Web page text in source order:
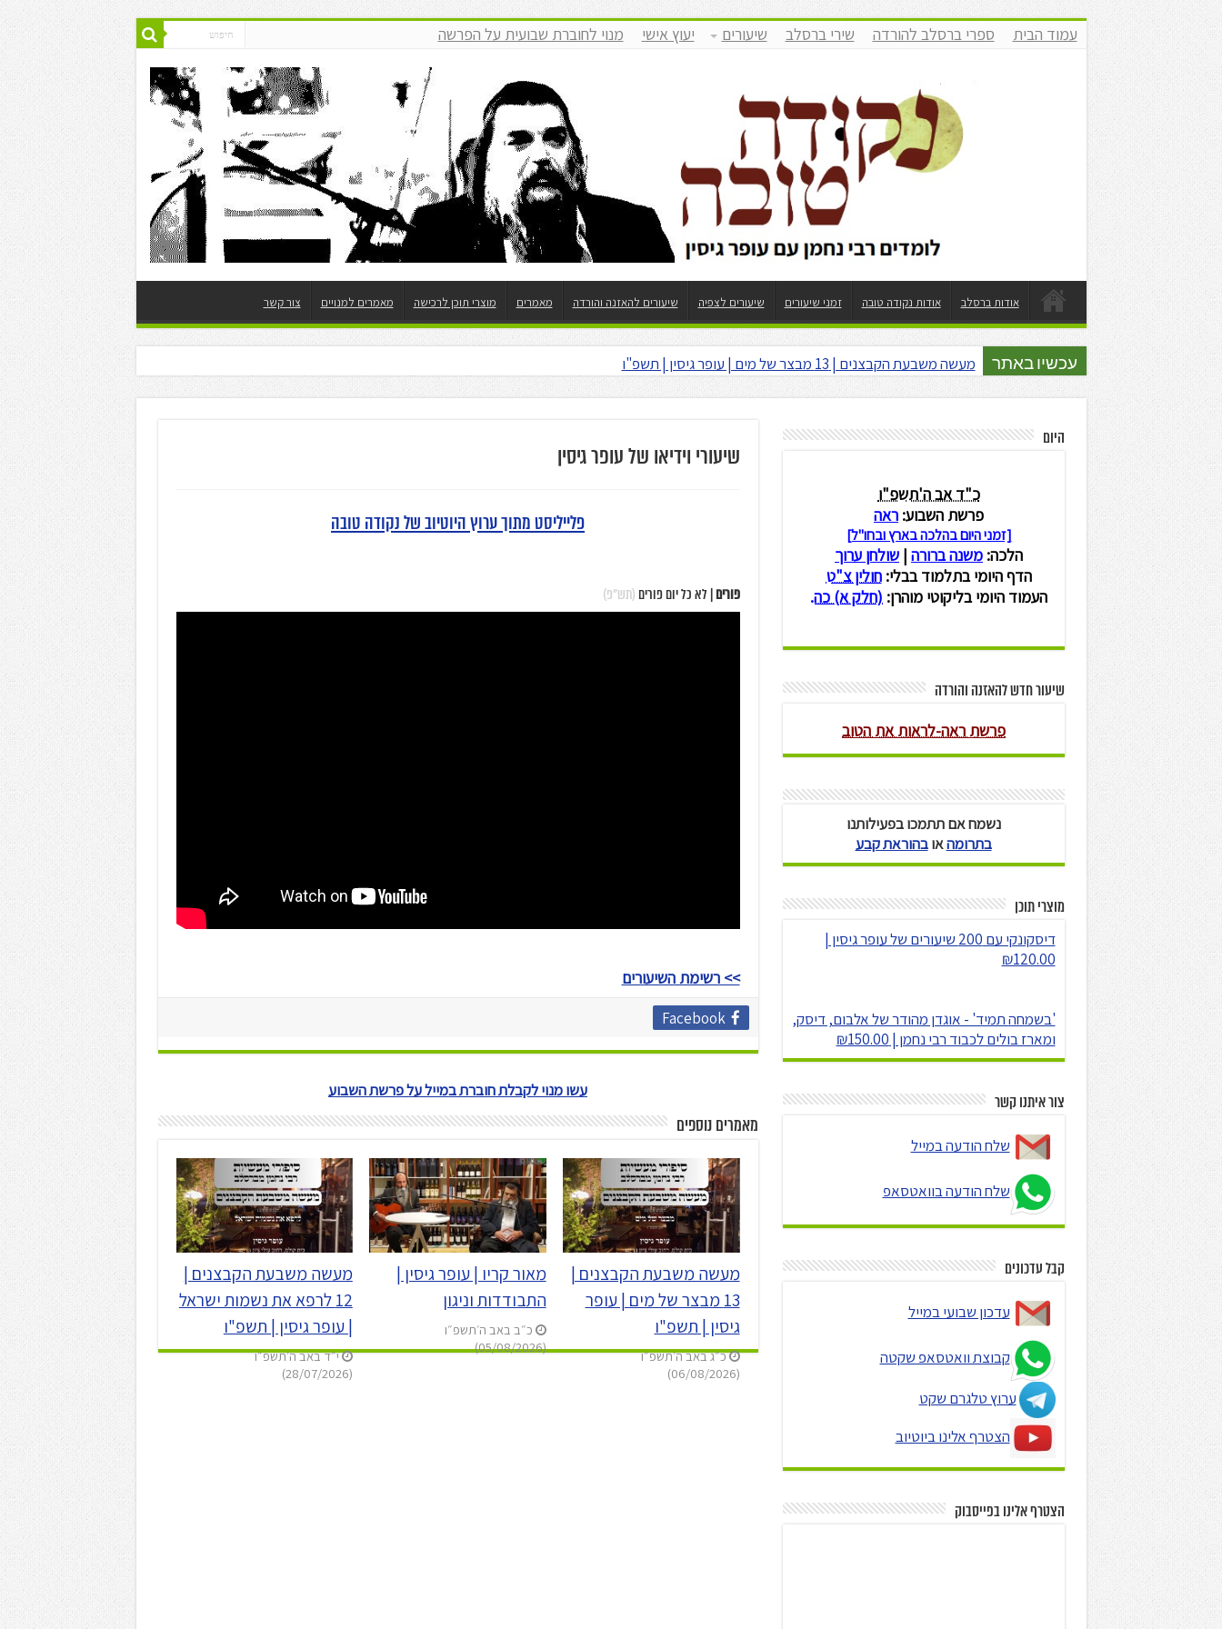
עמוד הבית ספרי ברסלב להורדה שירי ברסלב שיעורים יעוץ אישי מנוי לחוברת שבועית על הפרשה
אודות ברסלב אודות נקודה טובה זמני שיעורים שיעורים לצפיה שיעורים להאזנה והורדה מאמרים מוצרי תוכן לרכישה מאמרים למנויים צור קשר
עכשיו באתר מעשה משבעת הקבצנים | 13 מבצר של מים | עופר גיסין | תשפ"ו
מאור קריו | עופר גיסין | התבודדות וניגון
שיעורי וידיאו של עופר גיסין
פלייליסט מתוך ערוץ היוטיוב של נקודה טובה
פורים| לא כל יום פורים(תש"פ)
>> רשימת השיעורים
Facebook
עשו מנוי לקבלת חוברת במייל על פרשת השבוע
מאמרים נוספים
מעשה משבעת הקבצנים |
13 מבצר של מים | עופר
גיסין | תשפ"ו
כ״ג באב ה׳תשפ״ו
(06/08/2026)
מאור קריו | עופר גיסין |
התבודדות וניגון
כ״ב באב ה׳תשפ״ו
(05/08/2026)
מעשה משבעת הקבצנים |
12 לרפא את נשמות ישראל
| עופר גיסין | תשפ"ו
י״ד באב ה׳תשפ״ו
(28/07/2026)
היום
שיעור חדש להאזנה והורדה
נשמח אם תתמכו בפעילותנו
בתרומהאובהוראת קבע
מוצרי תוכן
דיסקונקי עם 200 שיעורים של עופר גיסין |
₪120.00
'בשמחה תמיד' - אוגדן מהודר של אלבום, דיסק,
ומארז בולים לכבוד רבי נחמן | ₪150.00
צור איתנו קשר
שלח הודעה במייל
שלח הודעה בוואטסאפ
קבל עדכונים
עדכון שבועי במייל
קבוצת וואטסאפ שקטה
ערוץ טלגרם שקט
הצטרף אלינו ביוטיוב
הצטרף אלינו בפייסבוק